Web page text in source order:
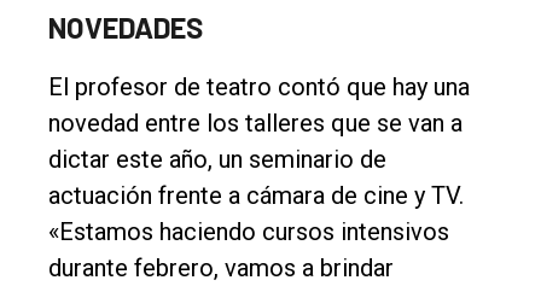
NOVEDADES
El profesor de teatro contó que hay una
novedad entre los talleres que se van a
dictar este año, un seminario de
actuación frente a cámara de cine y TV.
«Estamos haciendo cursos intensivos
durante febrero, vamos a brindar